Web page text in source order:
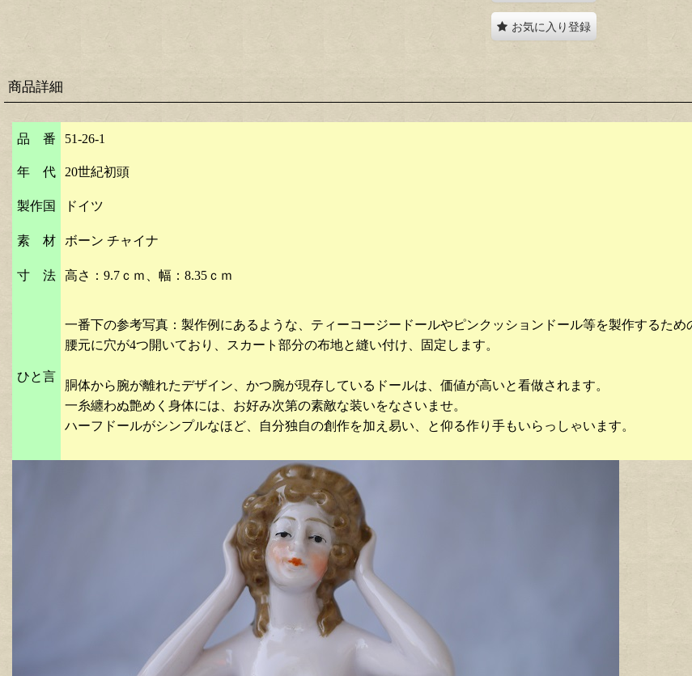
お気に入り登録
商品詳細
品 番 51-26-1
年 代 20世紀初頭
製作国 ドイツ
素 材 ボーン チャイナ
寸 法 高さ：9.7ｃｍ、幅：8.35ｃｍ
ひと言
一番下の参考写真：製作例にあるような、ティーコージードールやピンクッションドール等を製作するため
腰元に穴が4つ開いており、スカート部分の布地と縫い付け、固定します。
胴体から腕が離れたデザイン、かつ腕が現存しているドールは、価値が高いと看做されます。
一糸纏わぬ艶めく身体には、お好み次第の素敵な装いをなさいませ。
ハーフドールがシンプルなほど、自分独自の創作を加え易い、と仰る作り手もいらっしゃいます。